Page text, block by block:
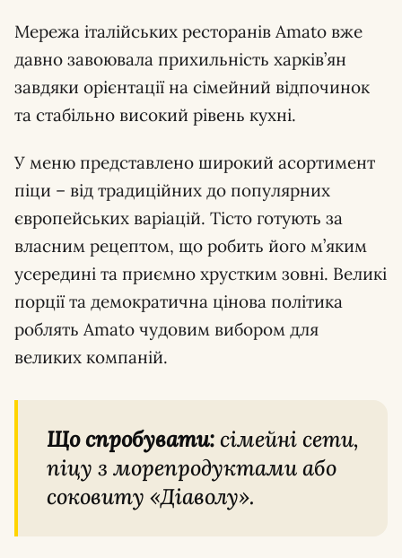
Мережа італійських ресторанів Amato вже
давно завоювала прихильність харків’ян
завдяки орієнтації на сімейний відпочинок
та стабільно високий рівень кухні.
У меню представлено широкий асортимент
піци – від традиційних до популярних
європейських варіацій. Тісто готують за
власним рецептом, що робить його м’яким
усередині та приємно хрустким зовні. Великі
порції та демократична цінова політика
роблять Amato чудовим вибором для
великих компаній.
Що спробувати:сімейні сети,
піцу з морепродуктами або
соковиту «Діаволу».